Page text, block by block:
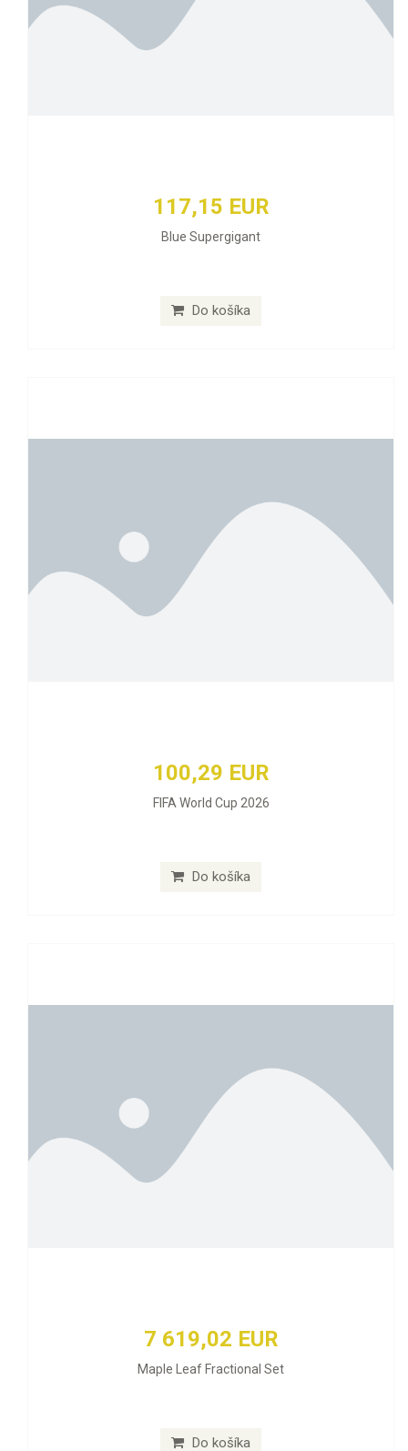
117,15 EUR
Blue Supergigant
Do košíka
100,29 EUR
FIFA World Cup 2026
Do košíka
7 619,02 EUR
Maple Leaf Fractional Set
Do košíka